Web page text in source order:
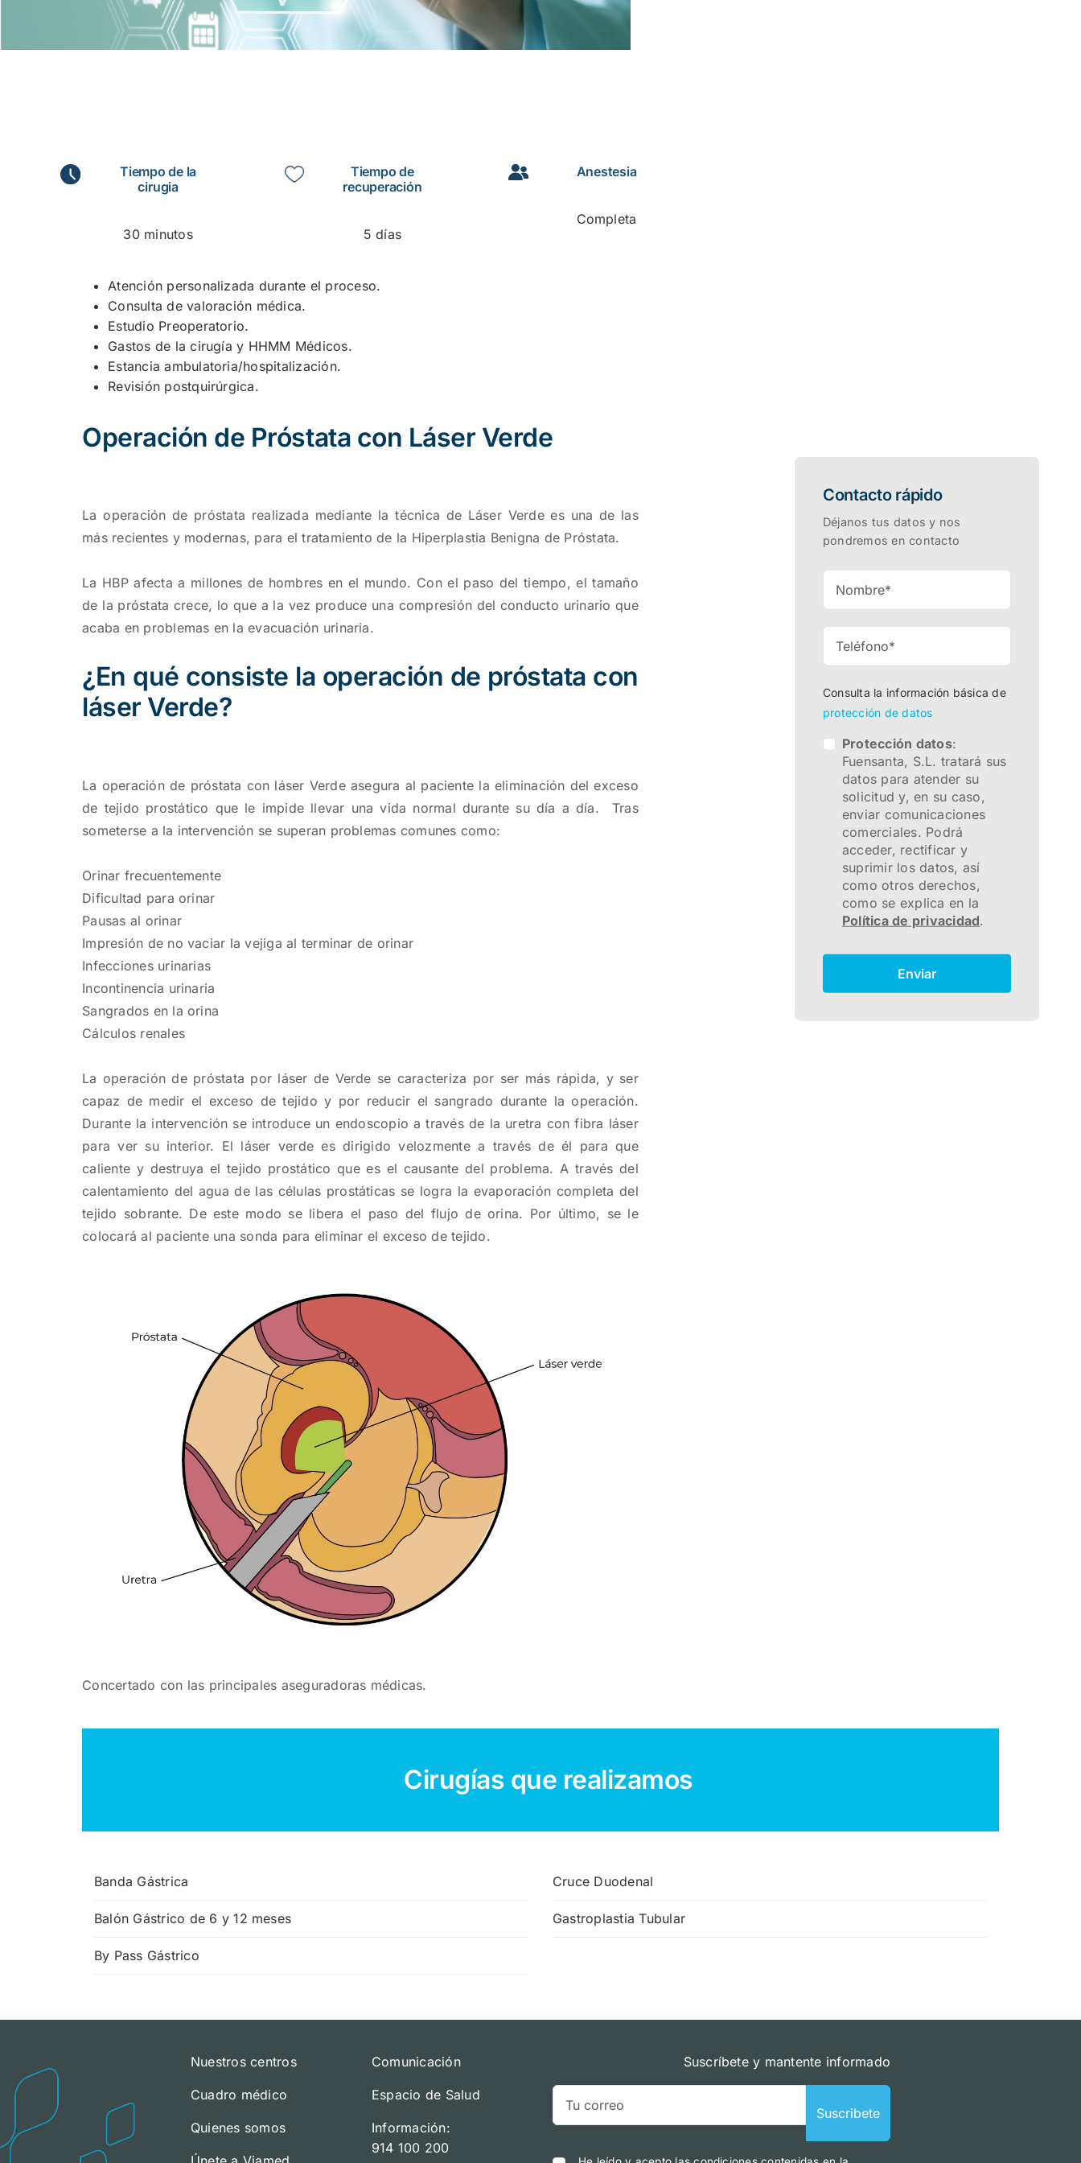
Tiempo de la
cirugia
30 minutos
Tiempo de
recuperación
5 días
Anestesia
Completa
Atención personalizada durante el proceso.
Consulta de valoración médica.
Estudio Preoperatorio.
Gastos de la cirugía y HHMM Médicos.
Estancia ambulatoria/hospitalización.
Revisión postquirúrgica.
Operación de Próstata con Láser Verde
La operación de próstata realizada mediante la técnica de Láser Verde es una de las
más recientes y modernas, para el tratamiento de la Hiperplastia Benigna de Próstata.
La HBP afecta a millones de hombres en el mundo. Con el paso del tiempo, el tamaño
de la próstata crece, lo que a la vez produce una compresión del conducto urinario que
acaba en problemas en la evacuación urinaria.
¿En qué consiste la operación de próstata con
láser Verde?
La operación de próstata con láser Verde asegura al paciente la eliminación del exceso
de tejido prostático que le impide llevar una vida normal durante su día a día. Tras
someterse a la intervención se superan problemas comunes como:
Orinar frecuentemente
Dificultad para orinar
Pausas al orinar
Impresión de no vaciar la vejiga al terminar de orinar
Infecciones urinarias
Incontinencia urinaria
Sangrados en la orina
Cálculos renales
La operación de próstata por láser de Verde se caracteriza por ser más rápida, y ser
capaz de medir el exceso de tejido y por reducir el sangrado durante la operación.
Durante la intervención se introduce un endoscopio a través de la uretra con fibra láser
para ver su interior. El láser verde es dirigido velozmente a través de él para que
caliente y destruya el tejido prostático que es el causante del problema. A través del
calentamiento del agua de las células prostáticas se logra la evaporación completa del
tejido sobrante. De este modo se libera el paso del flujo de orina. Por último, se le
colocará al paciente una sonda para eliminar el exceso de tejido.
Concertado con las principales aseguradoras médicas.
Contacto rápido
Déjanos tus datos y nos
pondremos en contacto
Consulta la información básica de
protección de datos
Protección datos:
Fuensanta, S.L. tratará sus
datos para atender su
solicitud y, en su caso,
enviar comunicaciones
comerciales. Podrá
acceder, rectificar y
suprimir los datos, así
como otros derechos,
como se explica en la
Política de privacidad.
Enviar
Cirugías que realizamos
Banda Gástrica
Balón Gástrico de 6 y 12 meses
By Pass Gástrico
Cruce Duodenal
Gastroplastia Tubular
Nuestros centros
Cuadro médico
Quienes somos
Comunicación
Espacio de Salud
Información:
914 100 200
Suscríbete y mantente informado
Suscribete